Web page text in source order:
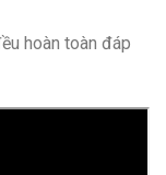
hoàn toàn đáp